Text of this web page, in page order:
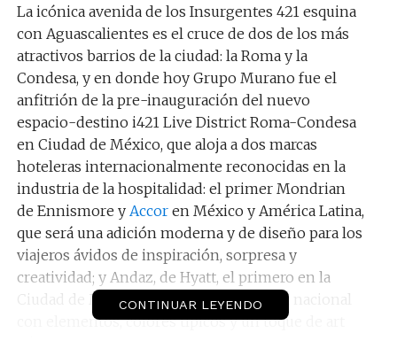
La icónica avenida de los Insurgentes 421 esquina
con Aguascalientes es el cruce de dos de los más
atractivos barrios de la ciudad: la Roma y la
Condesa, y en donde hoy Grupo Murano fue el
anfitrión de la pre-inauguración del nuevo
espacio-destino i421 Live District Roma-Condesa
en Ciudad de México, que aloja a dos marcas
hoteleras internacionalmente reconocidas en la
industria de la hospitalidad: el primer Mondrian
de Ennismore y Accoren México y América Latina,
que será una adición moderna y de diseño para los
viajeros ávidos de inspiración, sorpresa y
creatividad; y Andaz, de Hyatt, el primero en la
Ciudad de México, que celebra la cultura nacional
con elementos, colores típicos y un toque de art
CONTINUAR LEYENDO